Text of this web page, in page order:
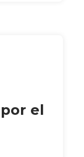
el